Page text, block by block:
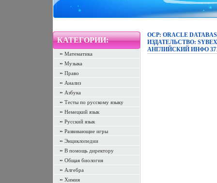
КАТЕГОРИИ:
Математика
Музыка
Право
Анализ
Азбука
Тесты по русскому языку
Немецкий язык
Русский язык
Развивающие игры
Энциклопедии
В помощь директору
Общая биология
Алгебра
Химия
OCP: ORACLE
ИЗДАТЕЛЬСТВО:
АНГЛИЙСКИЙ ИНФО